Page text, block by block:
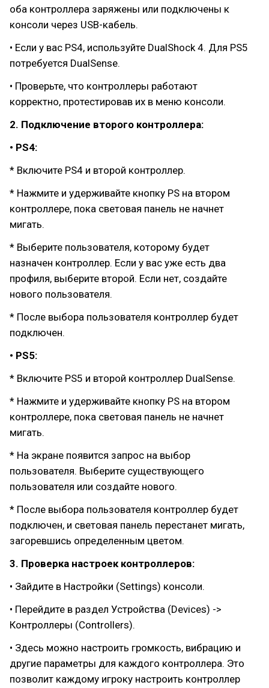
оба контроллера заряжены или подключены к
консоли через USB-кабель.
• Если у вас PS4, используйте DualShock 4. Для PS5
потребуется DualSense.
• Проверьте, что контроллеры работают
корректно, протестировав их в меню консоли.
2. Подключение второго контроллера:
• PS4:
* Включите PS4 и второй контроллер.
* Нажмите и удерживайте кнопку PS на втором
контроллере, пока световая панель не начнет
мигать.
* Выберите пользователя, которому будет
назначен контроллер. Если у вас уже есть два
профиля, выберите второй. Если нет, создайте
нового пользователя.
* После выбора пользователя контроллер будет
подключен.
• PS5:
* Включите PS5 и второй контроллер DualSense.
* Нажмите и удерживайте кнопку PS на втором
контроллере, пока световая панель не начнет
мигать.
* На экране появится запрос на выбор
пользователя. Выберите существующего
пользователя или создайте нового.
* После выбора пользователя контроллер будет
подключен, и световая панель перестанет мигать,
загоревшись определенным цветом.
3. Проверка настроек контроллеров:
• Зайдите в Настройки (Settings) консоли.
• Перейдите в раздел Устройства (Devices) ->
Контроллеры (Controllers).
• Здесь можно настроить громкость, вибрацию и
другие параметры для каждого контроллера. Это
позволит каждому игроку настроить контроллер